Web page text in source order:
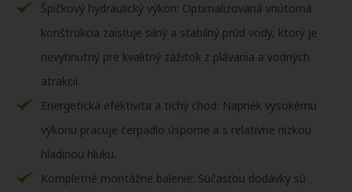
Špičkový hydraulický výkon: Optimalizovaná vnútorná
konštrukcia zaisťuje silný a stabilný prúd vody, ktorý je
nevyhnutný pre kvalitný zážitok z plávania a vodných
atrakcií.
Energetická efektivita a tichý chod: Napriek vysokému
výkonu pracuje čerpadlo úsporne a s relatívne nízkou
hladinou hluku.
Kompletné montážne balenie: Súčasťou dodávky sú